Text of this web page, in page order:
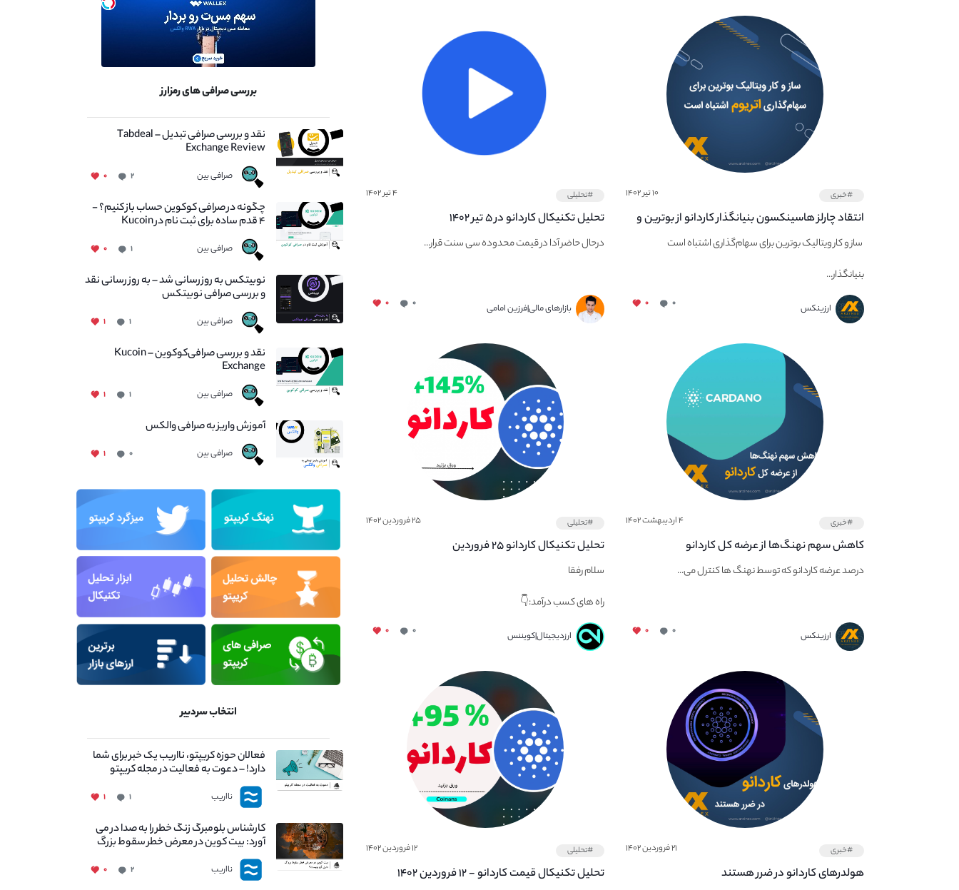
#خبری ۱۰ تیر ۱۴۰۲
انتقاد چارلز هاسینکسون بنیانگذار کاردانو از بوترین و
اتریوم
ساز و کار ویتالیک بوترین برای سهام‌گذاری اشتباه است
بنیانگذار...
ارزینکس ۰ ۰
#تحلیلی ۴ تیر ۱۴۰۲
تحلیل تکنیکال کاردانو در ۵ تیر ۱۴۰۲
درحال حاضر آدا در قیمت محدوده سی سنت قرار...
بازارهای مالی|فرزین امامی ۰ ۰
#خبری ۴ اردیبهشت ۱۴۰۲
کاهش سهم نهنگ‌ها از عرضه کل کاردانو
درصد عرضه کاردانو که توسط نهنگ ها کنترل می...
ارزینکس ۰ ۰
#تحلیلی ۲۵ فروردین ۱۴۰۲
تحلیل تکنیکال کاردانو ۲۵ فروردین
سلام رفقا
راه های کسب درآمد:👇
💰داخل کانال تلگراممون برای دوستان...
ارزدیجیتال|کویننس ۰ ۰
#خبری ۲۱ فروردین ۱۴۰۲
هولدرهای کاردانو در ضرر هستند
#تحلیلی ۱۲ فروردین ۱۴۰۲
تحلیل تکنیکال قیمت کاردانو - ۱۲ فروردین ۱۴۰۲
بررسی صرافی های رمزارز
نقد و بررسی صرافی تبدیل – Tabdeal
Exchange Review
صرافی بین ۲ ۰
چگونه در صرافی کوکوین حساب باز کنیم؟ -
۴ قدم ساده برای ثبت نام در Kucoin
صرافی بین ۱ ۰
نوبیتکس به روزرسانی شد – به روز رسانی نقد
و بررسی صرافی نوبیتکس
صرافی بین ۱ ۱
نقد و بررسی صرافی‌کوکوین – Kucoin
Exchange
صرافی بین ۱ ۱
آموزش واریز به صرافی والکس
صرافی بین ۰ ۱
انتخاب سردبیر
فعالان حوزه کریپتو، نااریب یک خبر برای شما
دارد! – دعوت به فعالیت در مجله کریپتو
نااریب ۱ ۱
کارشناس بلومبرگ زنگ خطر را به صدا در می
آورد: بیت کوین در معرض خطر سقوط بزرگ
است - دلیل آن چیست؟
نااریب ۲ ۰